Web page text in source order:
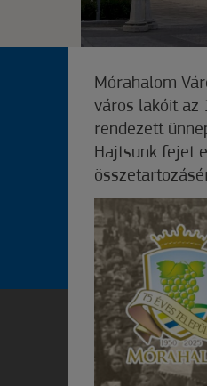
Mórahalom
város lakóit az
rendezett
Hajtsunk fejet